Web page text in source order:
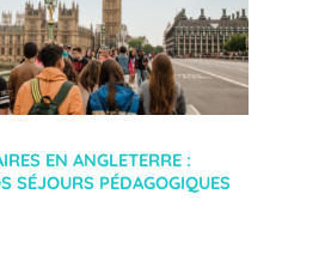
EN ANGLETERRE :
SÉJOURS PÉDAGOGIQUES